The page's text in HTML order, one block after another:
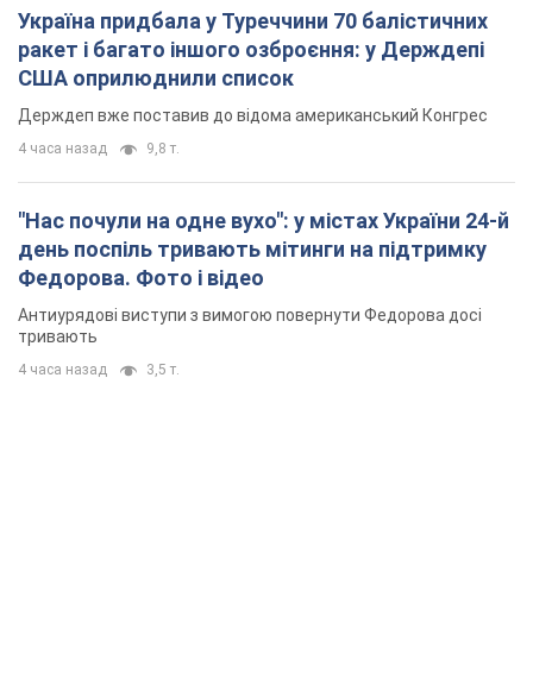
Україна придбала у Туреччини 70 балістичних
ракет і багато іншого озброєння: у Держдепі
США оприлюднили список
Держдеп вже поставив до відома американський Конгрес
4 часа назад 9,8 т.
"Нас почули на одне вухо": у містах України 24-й
день поспіль тривають мітинги на підтримку
Федорова. Фото і відео
Антиурядові виступи з вимогою повернути Федорова досі
тривають
4 часа назад 3,5 т.